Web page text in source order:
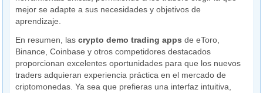
mejor se adapte a sus necesidades y objetivos de
aprendizaje.
En resumen, lascrypto demo trading apps de eToro,
Binance, Coinbase y otros competidores destacados
proporcionan excelentes oportunidades para que los nuevos
traders adquieran experiencia práctica en el mercado de
criptomonedas. Ya sea que prefieras una interfaz intuitiva,